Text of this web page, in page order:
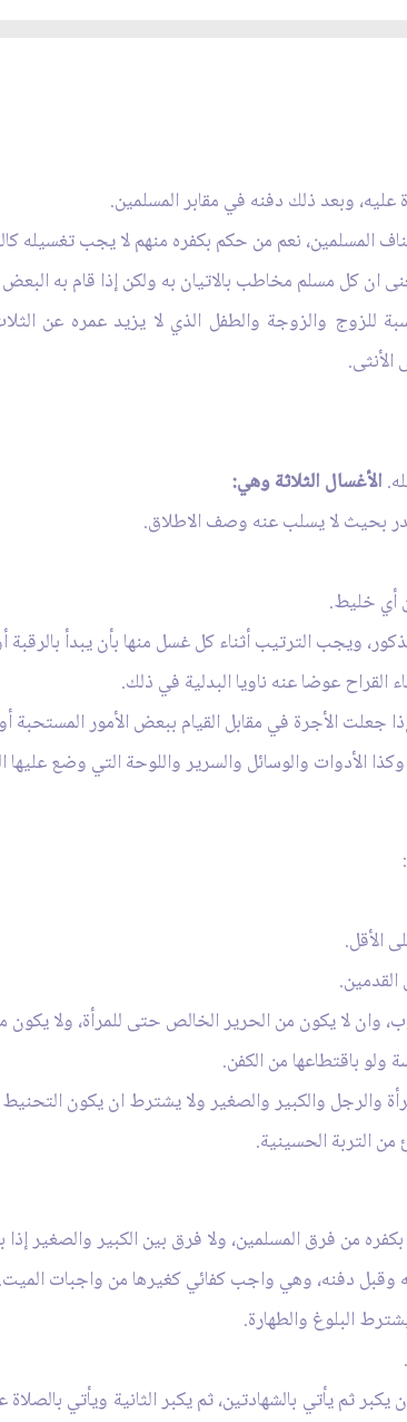
وبعد ذلك دفنه في مقابر المسلمين.
نعم من حكم بكفره منهم لا يجب تغسيله
كل مسلم مخاطب بالاتيان به ولكن إذا قام به
للزوج والزوجة والطفل الذي لا يزيد عمره عن
الأغسال الثلاثة وهي:
بحيث لا يسلب عنه وصف الاطلاق.
أي خليط.
ويجب الترتيب أثناء كل غسل منها بأن يبدأ بالرقبة
القراح عوضا عنه ناويا البدلية في ذلك.
جعلت الأجرة في مقابل القيام ببعض الأمور
الأدوات والوسائل والسرير واللوحة التي وضع عليها
الأقل.
لا يكون من الحرير الخالص حتى للمرأة، ولا
باقتطاعها من الكفن.
والكبير والصغير ولا يشترط ان يكون التحنيط
التربة الحسينية.
من فرق المسلمين، ولا فرق بين الكبير والصغير
وقبل دفنه، وهي واجب كفائي كغيرها من واجبات الميت.
البلوغ والطهارة.
ثم يأتي بالشهادتين، ثم يكبر الثانية ويأتي بالصلاة